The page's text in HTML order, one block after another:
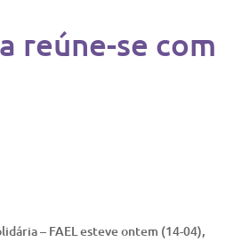
reúne-se com
– FAEL esteve ontem (14-04),